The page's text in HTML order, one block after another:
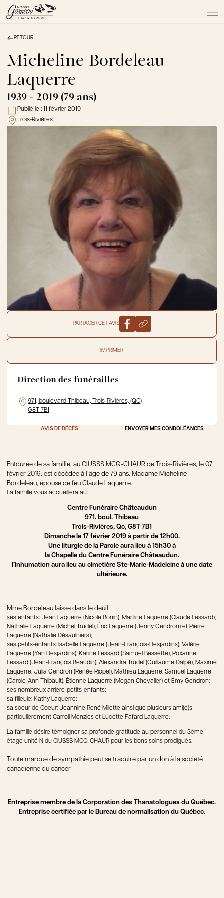
À PROPOS
NOS SERVICES
NOS PRODUITS
NOTRE ÉQUIPE
NOS SALONS
AVIS DE DÉCÈS
RETOUR
Micheline Bordeleau
Laquerre
1939 - 2019 (79 ans)
Publié le : 11 février 2019
Trois-Rivières
PARTAGER CET AVIS
IMPRIMER
Direction des funérailles
971, boulevard Thibeau, Trois-Rivières, (QC)
G8T 7B1
AVIS DE DÉCÈS ENVOYER MES CONDOLÉANCES
Entourée de sa famille, au CIUSSS MCQ-CHAUR de Trois-Rivières, le 07
février 2019, est décédée à l’âge de 79 ans, Madame Micheline
Bordeleau, épouse de feu Claude Laquerre.
La famille vous accueillera au:
Centre Funéraire Châteaudun
971. boul. Thibeau
Trois-Rivières, Qc, G8T 7B1
Dimanche le 17 février 2019 à partir de 12h00.
Une liturgie de la Parole aura lieu à 15h30 à
la Chapelle du Centre Funéraire Châteaudun.
l’inhumation aura lieu au cimetière Ste-Marie-Madeleine à une date
ultérieure.
Mme Bordeleau laisse dans le deuil:
ses enfants: Jean Laquerre (Nicole Bonin), Martine Laquerre (Claude Lessard),
Nathalie Laquerre (Michel Trudel), Éric Laquerre (Jenny Gendron) et Pierre
Laquerre (Nathalie Désaulniers);
ses petits-enfants: Isabelle Laquerre (Jean-François-Desjardins), Valérie
Laquerre (Yan Desjardins), Karine Lessard (Samuel Bessette), Roxanne
Lessard (Jean-François Beaudin), Alexandra Trudel (Guillaume Dalpé), Maxime
Laquerre, Julia Gendron (Renée Riopel), Mathieu Laquerre, Samuel Laquerre
(Carole-Ann Thibault), Étienne Laquerre (Megan Chevalier) et Émy Gendron;
ses nombreux arrière-petits-enfants;
sa filleule: Kathy Laquerre;
sa soeur de Coeur: Jeannine René Milette ainsi que plusieurs ami(e)s
particulièrement Carroll Menzies et Lucette Fafard Laquerre.
La famille désire témoigner sa profonde gratitude au personnel du 3ème
étage unité N du CIUSSS MCQ-CHAUR pour les bons soins prodigués.
Toute marque de sympathie peut se traduire par un don à la société
canadienne du cancer
Entreprise membre de la Corporation des Thanatologues du Québec.
Entreprise certifiée par le Bureau de normalisation du Québec.